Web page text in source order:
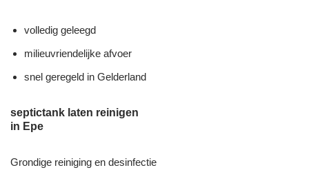
volledig geleegd
milieuvriendelijke afvoer
snel geregeld in Gelderland
septictank laten reinigen
in Epe
Grondige reiniging en desinfectie